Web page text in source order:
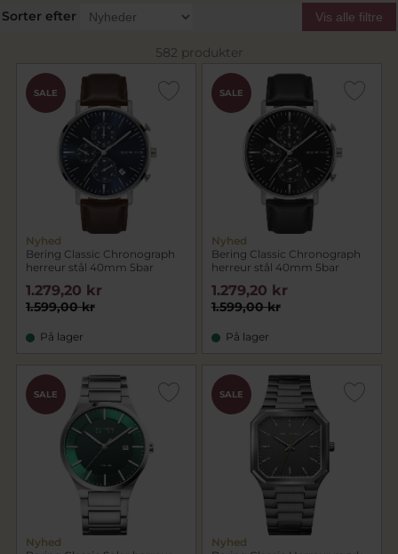
Elsker du stilfulde ure som urene fra Tommy
Hilfiger, Seiko og Festina? Eller er du en person
det elsker at dit ur har de rigtige gadgets og
i din smag. Find dit næste herreur her på
pindj.dk.
Sorter efter Vis alle filtre
582 produkter
SALE
Nyhed
Bering Classic Chronograph
herreur stål 40mm 5bar
1.599,00 kr
1.279,20 kr
På lager
SALE
Nyhed
Bering Classic Chronograph
herreur stål 40mm 5bar
1.599,00 kr
1.279,20 kr
På lager
SALE
Nyhed
SALE
Nyhed